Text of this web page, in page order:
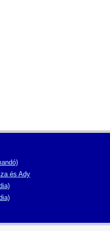
és Ady